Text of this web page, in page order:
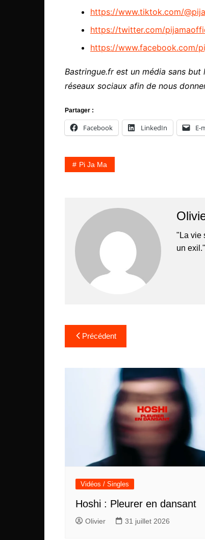
https://www.tiktok.com/
https://twitter.com/
https://www.facebook.com/
Bastringue.fr est un média sans
réseaux sociaux afin de nous
Partager :
Facebook LinkedIn E-
Pi Ja Ma
"La vie
un
Navigation
de
l’article
Précédent
Vidéos / Singles
Hoshi : Pleurer en dansant
Olivier 31 juillet 2026